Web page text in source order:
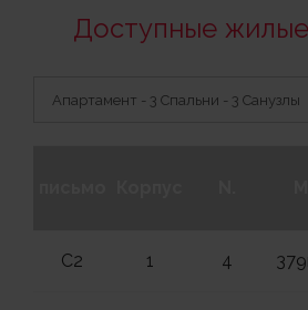
Доступные
C2 1 4